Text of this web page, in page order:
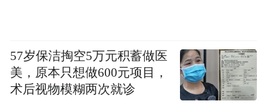
指导群众与农业服务公司合作，利用植保无
人机加装专业吊装设备这一创新方式，将田
地里的玉米运出来，解决了机械无法到达地
57岁保洁掏空5万元积蓄做医
美，原本只想做600元项目，
术后视物模糊两次就诊